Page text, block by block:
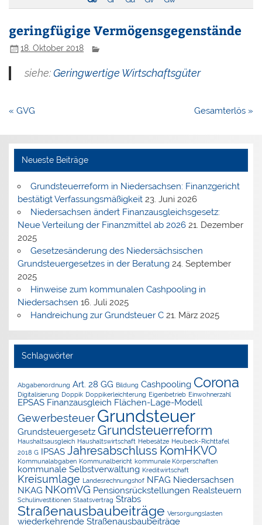
geringfügige Vermögensgegenstände
18. Oktober 2018
siehe:Geringwertige Wirtschaftsgüter
Beitragsnavigation
« GVG Gesamterlös »
Neueste Beiträge
Grundsteuerreform in Niedersachsen: Finanzgericht
bestätigt Verfassungsmäßigkeit 23. Juni 2026
Niedersachsen ändert Finanzausgleichsgesetz:
Neue Verteilung der Finanzmittel ab 2026 21. Dezember
2025
Gesetzesänderung des Niedersächsischen
Grundsteuergesetzes in der Beratung 24. September
2025
Hinweise zum kommunalen Cashpooling in
Niedersachsen 16. Juli 2025
Handreichung zur Grundsteuer C 21. März 2025
Schlagwörter
Abgabenordnung Art. 28 GG Bildung Cashpooling Corona
Digitalisierung Doppik Doppikerleichterung Eigenbetrieb Einwohnerzahl
EPSAS Finanzausgleich Flächen-Lage-Modell
Gewerbesteuer Grundsteuer
Grundsteuergesetz Grundsteuerreform
Haushaltsausgleich Haushaltswirtschaft Hebesätze Heubeck-Richttafel
2018 G IPSAS Jahresabschluss KomHKVO
Kommunalabgaben Kommunalbericht kommunale Körperschaften
kommunale Selbstverwaltung Kreditwirtschaft
Kreisumlage Landesrechnungshof NFAG Niedersachsen
NKAG NKomVG Pensionsrückstellungen Realsteuern
Schulinvestitionen Staatsvertrag Strabs
Straßenausbaubeiträge Versorgungslasten
wiederkehrende Straßenausbaubeiträge